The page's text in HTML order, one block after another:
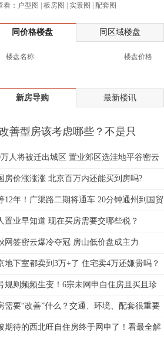
胡先生:150****0731
邓先生:138****8083
蒋女士:186****7681
陈先生:159****3332
周先生:138****8967
郑先生:136****9618
魏女士:138****0324
韩女士:158****2390
蔡女士:138****2322
吴小姐:139****6438
钱先生:139****7316
黄先生:138****7263
于女士:182****8478
看： 户型图 | 板房图 | 实景图 | 配套图
同价格楼盘 同区域楼盘
楼盘名称 楼盘价格
新房导购 最新楼讯
善型房该考虑哪些？不是只
万人将被迁出城区 置业郊区选洼地平谷密云
房价涨涨涨 北京百万内还能买到房吗?
12年！广渠路二期将通车 20分钟通州到国贸
置业早知道 现在买房需要交哪些税？
网签密云爆冷夺冠 房山低价盘成主力
地下室都卖到3万+了 住宅卖4万还嫌贵吗？
规则频频生变！6宗未网申自住房且买且珍
需要“改善”什么？交通、环境、配套很重要
期待的西北旺自住房终于网申了！看最全解